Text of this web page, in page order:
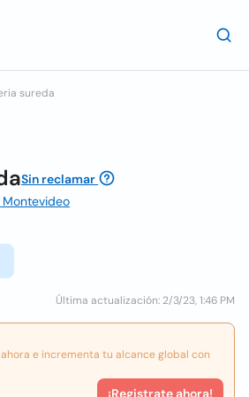
sureda
Sin reclamar
Montevideo
Última actualización: 2/3/23, 1:46 PM
e incrementa tu alcance global con
¡Registrate ahora!